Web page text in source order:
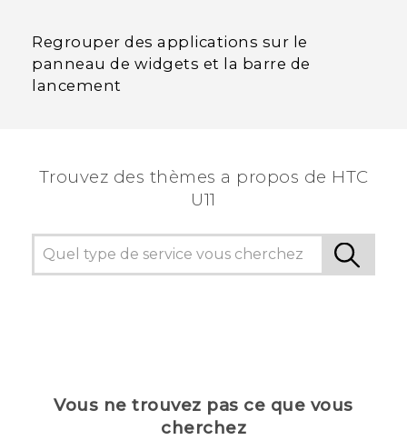
Regrouper des applications sur le
panneau de widgets et la barre de
lancement
Trouvez des thèmes a propos de HTC
U11
Vous ne trouvez pas ce que vous
cherchez